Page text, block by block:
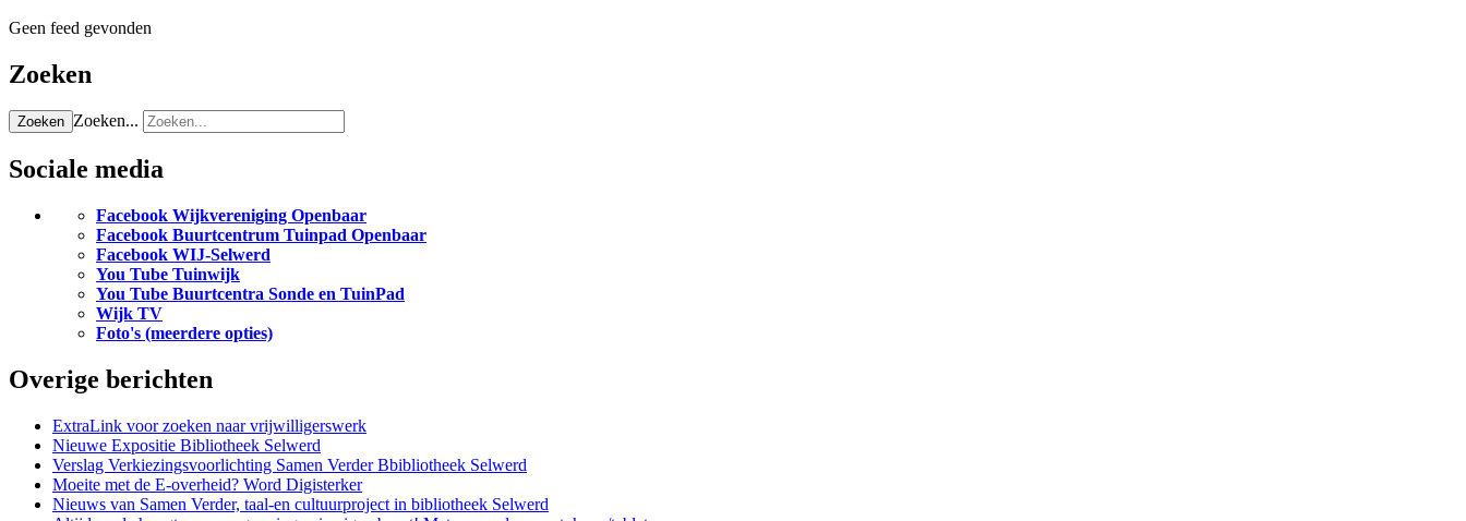
Geen feed gevonden
Zoeken
Zoeken Zoeken...
Sociale media
Facebook Wijkvereniging Openbaar
Facebook Buurtcentrum Tuinpad Openbaar
Facebook WIJ-Selwerd
You Tube Tuinwijk
You Tube Buurtcentra Sonde en TuinPad
Wijk TV
Foto's (meerdere opties)
Overige berichten
ExtraLink voor zoeken naar vrijwilligerswerk
Nieuwe Expositie Bibliotheek Selwerd
Verslag Verkiezingsvoorlichting Samen Verder Bbibliotheek Selwerd
Moeite met de E-overheid? Word Digisterker
Nieuws van Samen Verder, taal-en cultuurproject in bibliotheek Selwerd